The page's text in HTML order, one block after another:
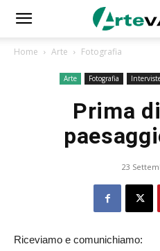
Home Arte Fotografia
Arte Fotografia
Prima
23
Riceviamo e comunichiamo: